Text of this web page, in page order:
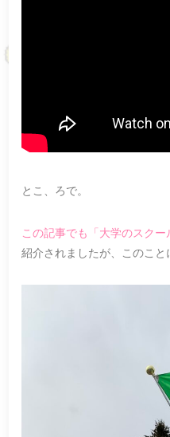
とこ、ろで。
この記事でも「大学のスクー
紹介されましたが、このこと